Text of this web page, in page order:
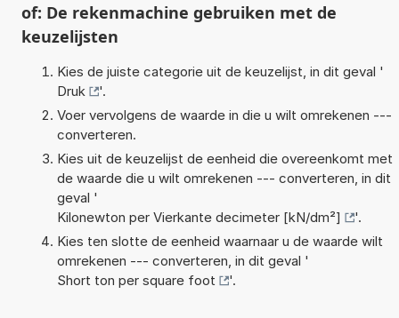
of: De rekenmachine gebruiken met de
keuzelijsten
Kies de juiste categorie uit de keuzelijst, in dit geval '
Druk
'.
Voer vervolgens de waarde in die u wilt omrekenen ---
converteren.
Kies uit de keuzelijst de eenheid die overeenkomt met
de waarde die u wilt omrekenen --- converteren, in dit
geval '
Kilonewton per Vierkante decimeter [kN/dm²]
'.
Kies ten slotte de eenheid waarnaar u de waarde wilt
omrekenen --- converteren, in dit geval '
Short ton per square foot
'.